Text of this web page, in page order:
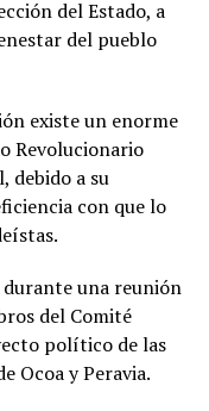
del Estado, a
del pueblo
existe un enorme
Revolucionario
debido a su
con que lo
durante una reunión
del Comité
político de las
Ocoa y Peravia.